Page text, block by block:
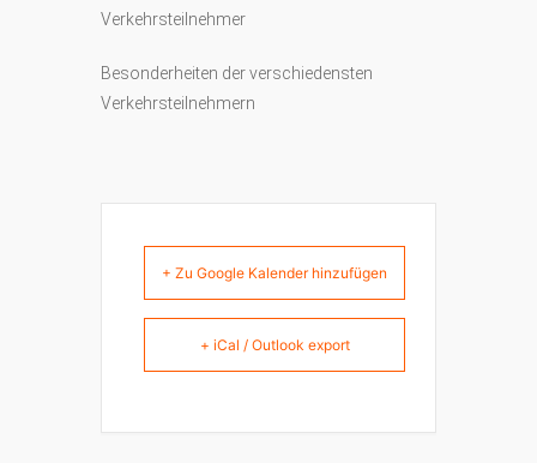
Verkehrsteilnehmer
Besonderheiten der verschiedensten
Verkehrsteilnehmern
+ Zu Google Kalender hinzufügen
+ iCal / Outlook export